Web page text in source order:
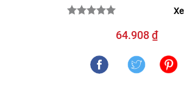
64.908 ₫